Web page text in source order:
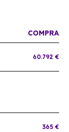
COMPRA
60.792 €
365 €